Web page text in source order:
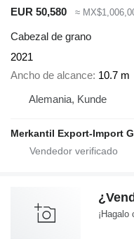
EUR 50,580
≈
Cabezal de grano
2021
Ancho de alcance 10.7 m
Alemania, Kunde
Merkantil Export-Import
¡Hagalo